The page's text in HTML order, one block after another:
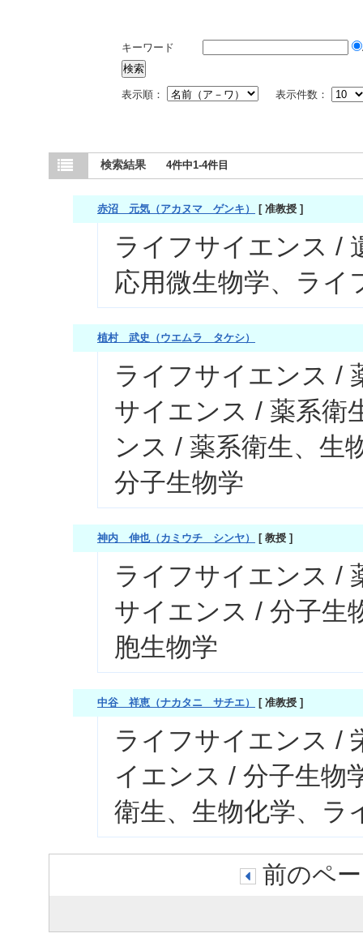
キーワード
表示順： 表示件数：
検索結果 4件中1-4件目
赤沼 元気（アカヌマ ゲンキ） [ 准教授 ]
ライフサイエンス /
応用微生物学、ライ
植村 武史（ウエムラ タケシ）
ライフサイエンス /
サイエンス / 薬系衛
ンス / 薬系衛生、生
分子生物学
神内 伸也（カミウチ シンヤ） [ 教授 ]
ライフサイエンス /
サイエンス / 分子生
胞生物学
中谷 祥恵（ナカタニ サチエ） [ 准教授 ]
ライフサイエンス /
イエンス / 分子生物
衛生、生物化学、ラ
前のペ